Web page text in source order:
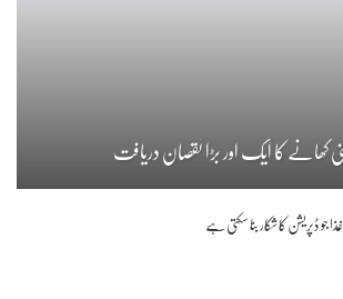
کھانے کا ایک اور بڑا نقصان دریافت
جو ڈپریشن کا شکار بنا سکتی ہے